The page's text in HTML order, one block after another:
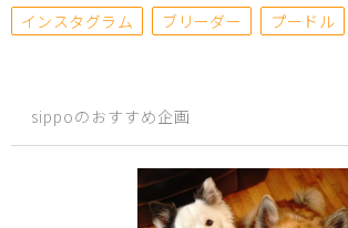
インスタグラム
ブリーダー プードル
sippoのおすすめ企画